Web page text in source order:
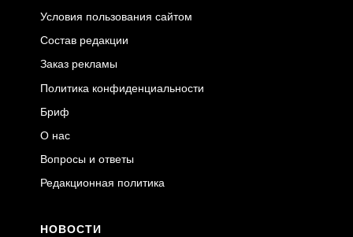
Условия пользования сайтом
Состав редакции
Заказ рекламы
Политика конфиденциальности
Бриф
О нас
Вопросы и ответы
Редакционная политика
НОВОСТИ